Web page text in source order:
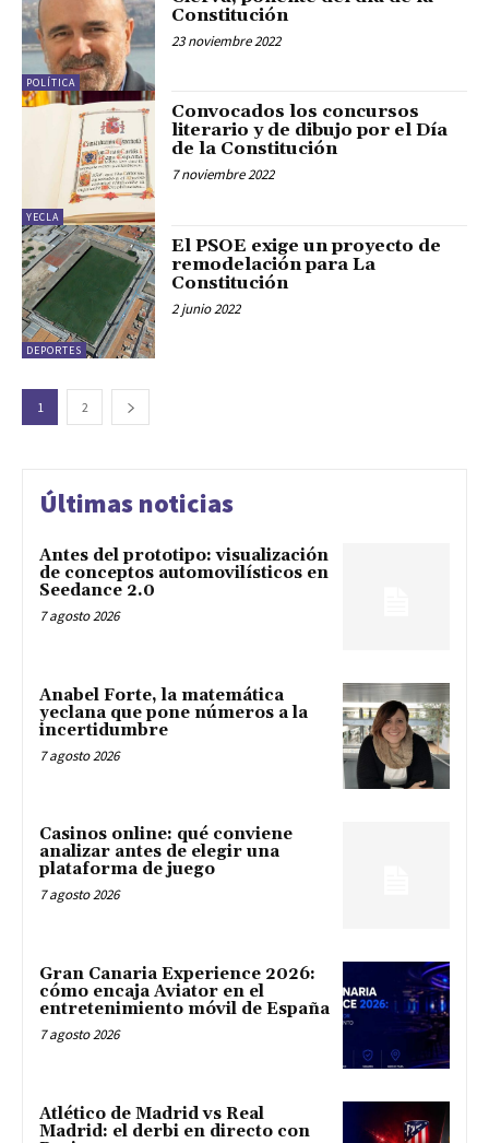
POLÍTICA
Constitución
23 noviembre 2022
YECLA
Convocados los concursos
literario y de dibujo por el Día
de la Constitución
7 noviembre 2022
DEPORTES
El PSOE exige un proyecto de
remodelación para La
Constitución
2 junio 2022
1 2
Últimas noticias
Antes del prototipo: visualización
de conceptos automovilísticos en
Seedance 2.0
7 agosto 2026
Anabel Forte, la matemática
yeclana que pone números a la
incertidumbre
7 agosto 2026
Casinos online: qué conviene
analizar antes de elegir una
plataforma de juego
7 agosto 2026
Gran Canaria Experience 2026:
cómo encaja Aviator en el
entretenimiento móvil de España
7 agosto 2026
Atlético de Madrid vs Real
Madrid: el derbi en directo con